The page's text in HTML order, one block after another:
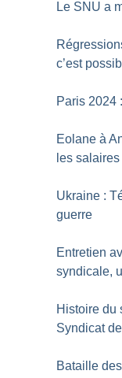
Le SNU a
c’est
Paris 2024
Eolane à
les salaires
Ukraine :
guerre
Entretien
syndicale,
Histoire du
Syndicat
Bataille